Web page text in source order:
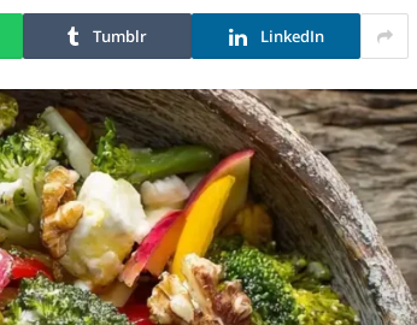
Tumblr LinkedIn